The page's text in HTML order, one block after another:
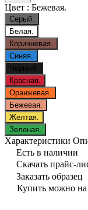
Цвет : Бежевая.
Серый.
Белая.
Коричневая.
Синяя.
Черный.
Красная.
Оранжевая.
Бежевая.
Желтая.
Зеленая.
Характеристики
Есть в наличии
Скачать прайс-
Заказать образец
Купить можно на